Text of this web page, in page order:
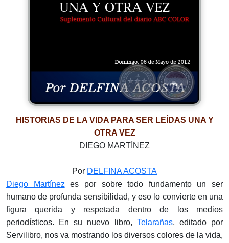
HISTORIAS DE LA VIDA PARA SER LEÍDAS UNA Y
OTRA VEZ
DIEGO MARTÍNEZ
Por DELFINA ACOSTA
Diego Martínez es por sobre todo fundamento un ser
humano de profunda sensibilidad, y eso lo convierte en una
figura querida y respetada dentro de los medios
periodísticos. En su nuevo libro, Telarañas, editado por
Servilibro, nos va mostrando los diversos colores de la vida,